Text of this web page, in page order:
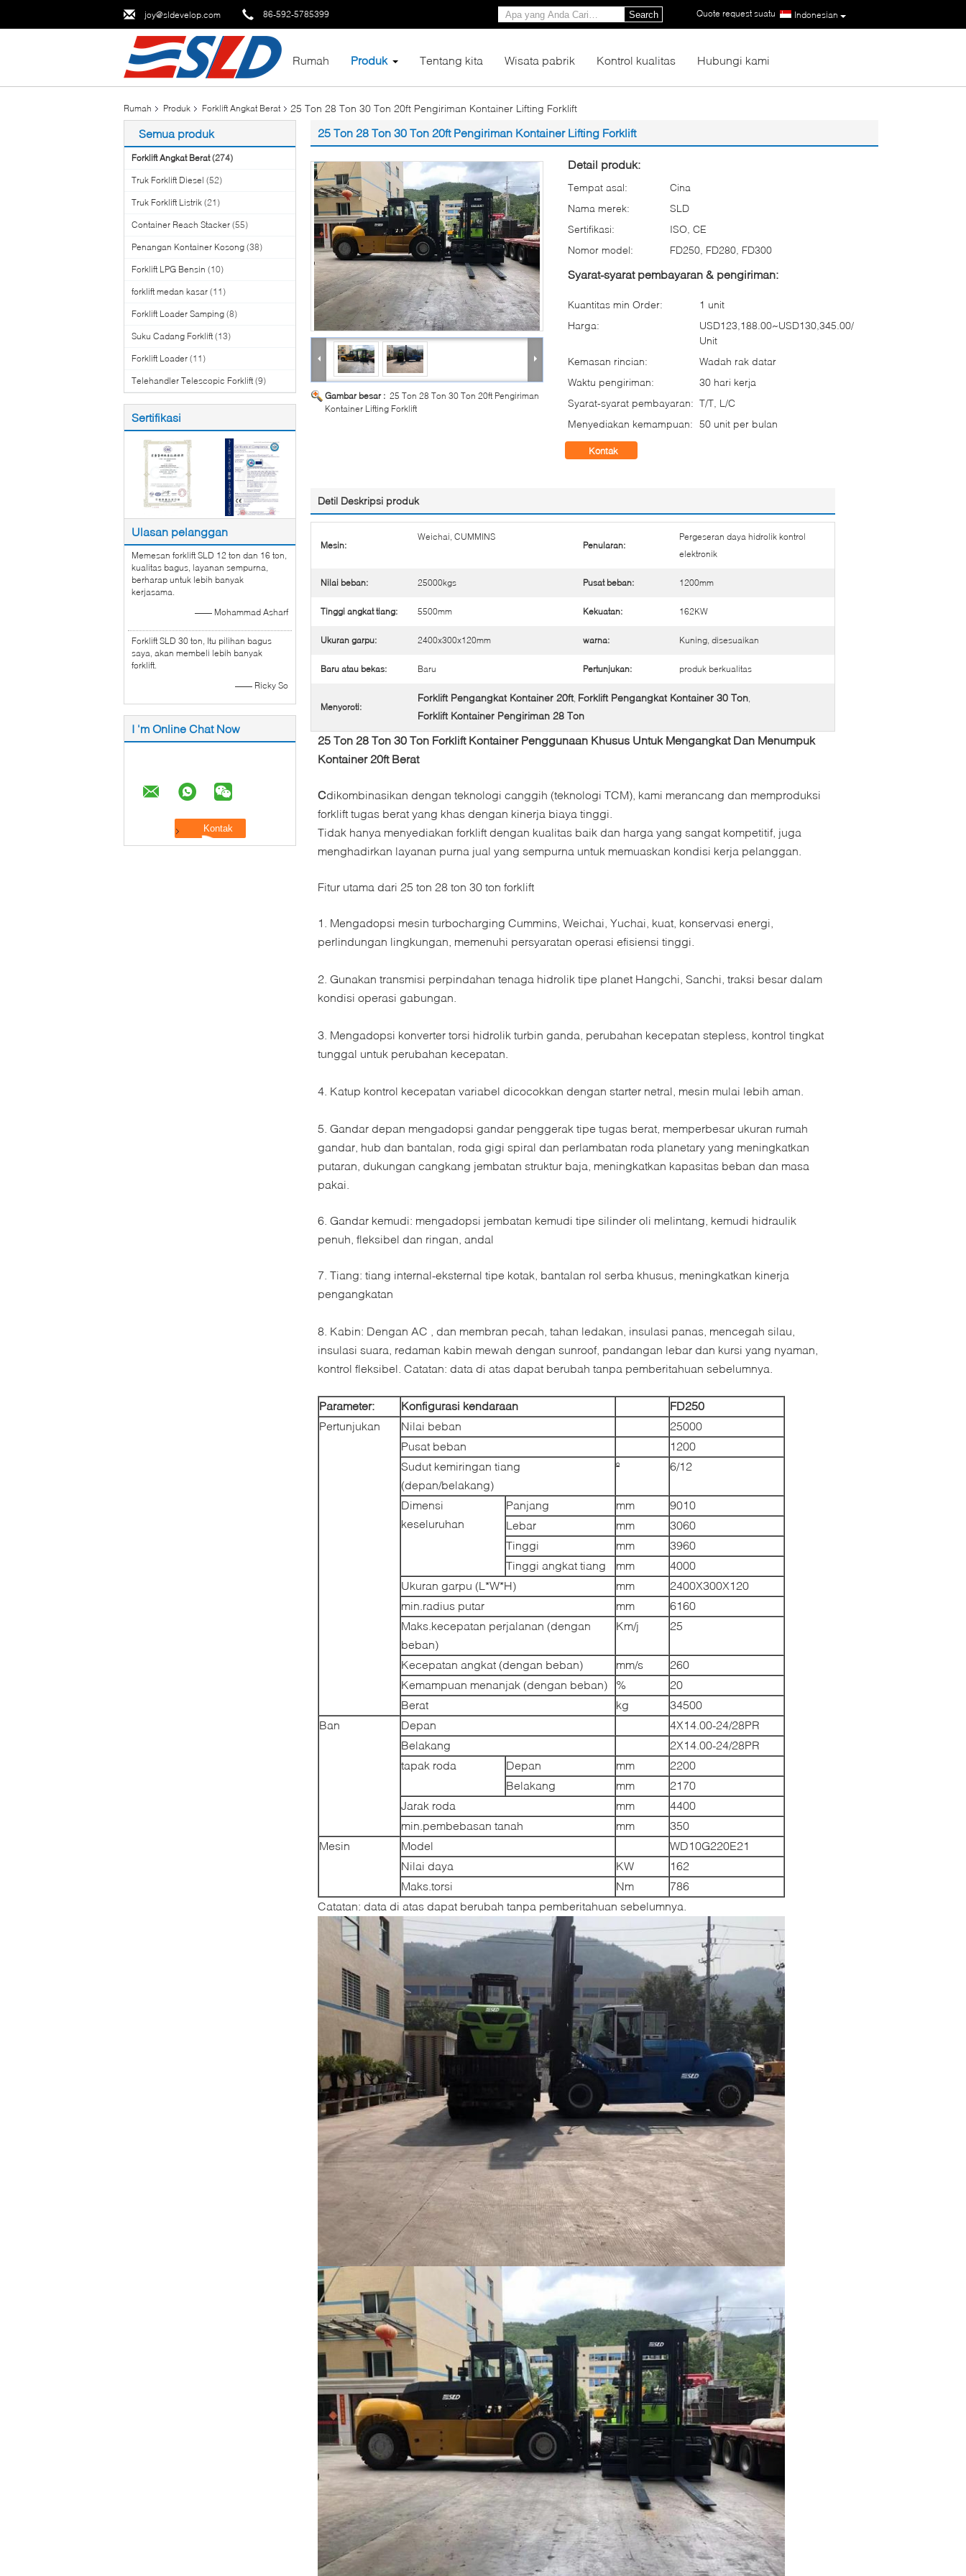
joy@sldevelop.com 86-592-5785399 Indonesian
Quote request suatu |
Search
Rumah Produk Tentang kita Wisata pabrik Kontrol kualitas Hubungi kami
Rumah Produk Forklift Angkat Berat 25 Ton 28 Ton 30 Ton 20ft Pengiriman Kontainer Lifting Forklift
Semua produk
Forklift Angkat Berat (274)
Truk Forklift Diesel (52)
Truk Forklift Listrik (21)
Container Reach Stacker (55)
Penangan Kontainer Kosong (38)
Forklift LPG Bensin (10)
forklift medan kasar (11)
Forklift Loader Samping (8)
Suku Cadang Forklift (13)
Forklift Loader (11)
Telehandler Telescopic Forklift (9)
Sertifikasi
Ulasan pelanggan
Memesan forklift SLD 12 ton dan 16 ton,
kualitas bagus, layanan sempurna,
berharap untuk lebih banyak
kerjasama.
—— Mohammad Asharf
Forklift SLD 30 ton, Itu pilihan bagus
saya, akan membeli lebih banyak
forklift.
—— Ricky So
I 'm Online Chat Now
25 Ton 28 Ton 30 Ton 20ft Pengiriman Kontainer Lifting Forklift
Gambar besar : 25 Ton 28 Ton 30 Ton 20ft Pengiriman
Kontainer Lifting Forklift
Detail produk:
Tempat asal:
Cina
Nama merek:
SLD
Sertifikasi:
ISO, CE
Nomor model:
FD250, FD280, FD300
Syarat-syarat pembayaran & pengiriman:
Kuantitas min Order:
1 unit
Harga:
USD123,188.00~USD130,345.00/
Unit
Kemasan rincian:
Wadah rak datar
Waktu pengiriman:
30 hari kerja
Syarat-syarat pembayaran: T/T, L/C
Menyediakan kemampuan: 50 unit per bulan
Kontak
Detil Deskripsi produk
Mesin:
Weichai, CUMMINS
Penularan:
Pergeseran daya hidrolik kontrol
elektronik
Nilai beban: 25000kgs Pusat beban: 1200mm
Tinggi angkat tiang: 5500mm Kekuatan: 162KW
Ukuran garpu: 2400x300x120mm warna: Kuning, disesuaikan
Baru atau bekas: Baru Pertunjukan: produk berkualitas
Menyoroti:
Forklift Pengangkat Kontainer 20ft, Forklift Pengangkat Kontainer 30 Ton,
Forklift Kontainer Pengiriman 28 Ton
25 Ton 28 Ton 30 Ton Forklift Kontainer Penggunaan Khusus Untuk Mengangkat Dan Menumpuk
Kontainer 20ft Berat
Cdikombinasikan dengan teknologi canggih (teknologi TCM), kami merancang dan memproduksi
forklift tugas berat yang khas dengan kinerja biaya tinggi.
Tidak hanya menyediakan forklift dengan kualitas baik dan harga yang sangat kompetitif, juga
menghadirkan layanan purna jual yang sempurna untuk memuaskan kondisi kerja pelanggan.
Fitur utama dari 25 ton 28 ton 30 ton forklift
1. Mengadopsi mesin turbocharging Cummins, Weichai, Yuchai, kuat, konservasi energi,
perlindungan lingkungan, memenuhi persyaratan operasi efisiensi tinggi.
2. Gunakan transmisi perpindahan tenaga hidrolik tipe planet Hangchi, Sanchi, traksi besar dalam
kondisi operasi gabungan.
3. Mengadopsi konverter torsi hidrolik turbin ganda, perubahan kecepatan stepless, kontrol tingkat
tunggal untuk perubahan kecepatan.
4. Katup kontrol kecepatan variabel dicocokkan dengan starter netral, mesin mulai lebih aman.
5. Gandar depan mengadopsi gandar penggerak tipe tugas berat, memperbesar ukuran rumah
gandar, hub dan bantalan, roda gigi spiral dan perlambatan roda planetary yang meningkatkan
putaran, dukungan cangkang jembatan struktur baja, meningkatkan kapasitas beban dan masa
pakai.
6. Gandar kemudi: mengadopsi jembatan kemudi tipe silinder oli melintang, kemudi hidraulik
penuh, fleksibel dan ringan, andal
7. Tiang: tiang internal-eksternal tipe kotak, bantalan rol serba khusus, meningkatkan kinerja
pengangkatan
8. Kabin: Dengan AC , dan membran pecah, tahan ledakan, insulasi panas, mencegah silau,
insulasi suara, redaman kabin mewah dengan sunroof, pandangan lebar dan kursi yang nyaman,
kontrol fleksibel. Catatan: data di atas dapat berubah tanpa pemberitahuan sebelumnya.
Parameter: Konfigurasi kendaraan FD250
Pertunjukan
Nilai beban
25000
Pusat beban
1200
Sudut kemiringan tiang
(depan/belakang)
º 6/12
Dimensi
keseluruhan
Panjang mm
9010
Lebar
mm
3060
Tinggi
mm
3960
Tinggi angkat tiang
mm
4000
Ukuran garpu (L*W*H)
mm
2400X300X120
min.radius putar
mm
6160
Maks.kecepatan perjalanan (dengan
beban)
Km/j 25
Kecepatan angkat (dengan beban) mm/s
260
Kemampuan menanjak (dengan beban)
%
20
Berat
kg
34500
Ban
Depan
4X14.00-24/28PR
Belakang
2X14.00-24/28PR
tapak roda
Depan mm
2200
Belakang
mm
2170
Jarak roda
mm
4400
min.pembebasan tanah
mm
350
Mesin
Model
WD10G220E21
Nilai daya
KW
162
Maks.torsi
Nm
786
Catatan: data di atas dapat berubah tanpa pemberitahuan sebelumnya.